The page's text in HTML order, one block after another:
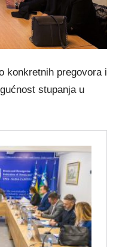
konkretnih pregovora i
stupanja u